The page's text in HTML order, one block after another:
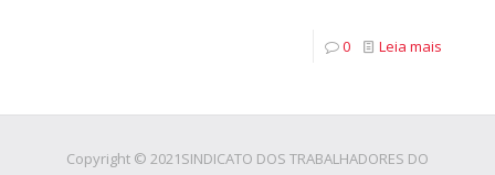
0 Leia mais
Copyright © 2021SINDICATO DOS TRABALHADORES DO